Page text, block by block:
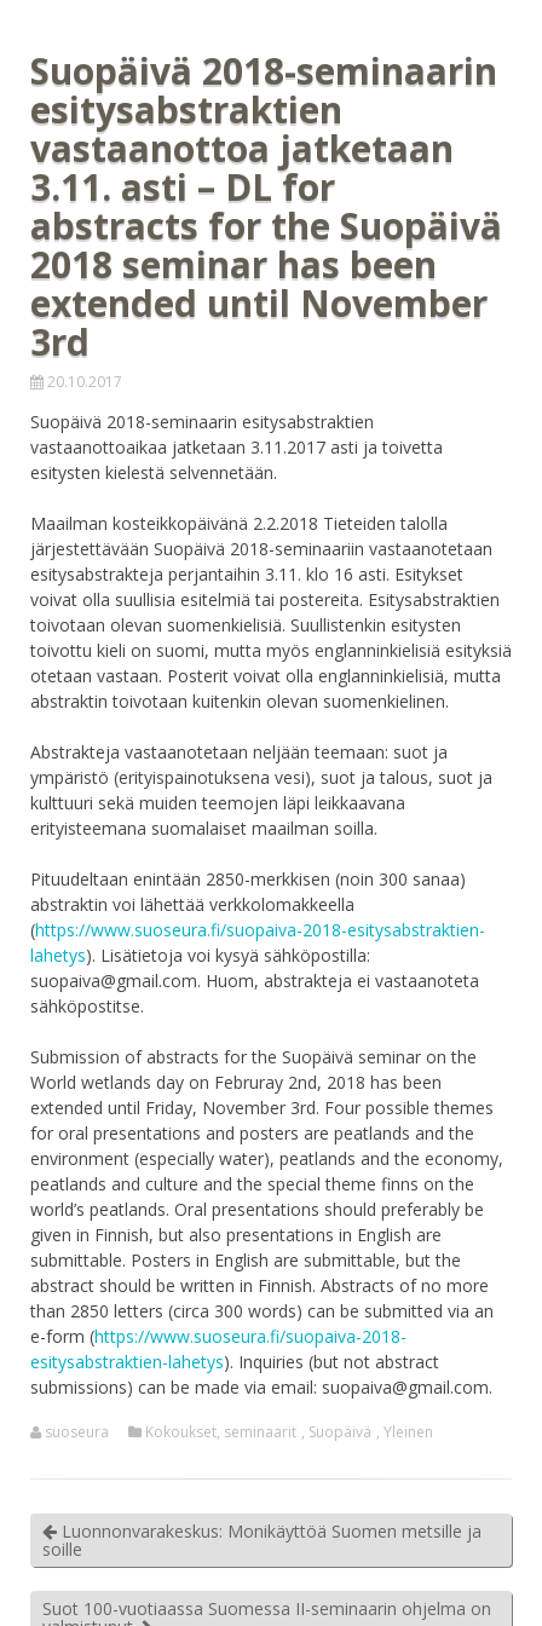
Suopäivä 2018-seminaarin
esitysabstraktien
vastaanottoa jatketaan
3.11. asti – DL for
abstracts for the Suopäivä
2018 seminar has been
extended until November
3rd
20.10.2017
Suopäivä 2018-seminaarin esitysabstraktien
vastaanottoaikaa jatketaan 3.11.2017 asti ja toivetta
esitysten kielestä selvennetään.
Maailman kosteikkopäivänä 2.2.2018 Tieteiden talolla
järjestettävään Suopäivä 2018-seminaariin vastaanotetaan
esitysabstrakteja perjantaihin 3.11. klo 16 asti. Esitykset
voivat olla suullisia esitelmiä tai postereita. Esitysabstraktien
toivotaan olevan suomenkielisiä. Suullistenkin esitysten
toivottu kieli on suomi, mutta myös englanninkielisiä esityksiä
otetaan vastaan. Posterit voivat olla englanninkielisiä, mutta
abstraktin toivotaan kuitenkin olevan suomenkielinen.
Abstrakteja vastaanotetaan neljään teemaan: suot ja
ympäristö (erityispainotuksena vesi), suot ja talous, suot ja
kulttuuri sekä muiden teemojen läpi leikkaavana
erityisteemana suomalaiset maailman soilla.
Pituudeltaan enintään 2850-merkkisen (noin 300 sanaa)
abstraktin voi lähettää verkkolomakkeella
(https://www.suoseura.fi/suopaiva-2018-esitysabstraktien-
lahetys). Lisätietoja voi kysyä sähköpostilla:
suopaiva@gmail.com. Huom, abstrakteja ei vastaanoteta
sähköpostitse.
Submission of abstracts for the Suopäivä seminar on the
World wetlands day on Februray 2nd, 2018 has been
extended until Friday, November 3rd. Four possible themes
for oral presentations and posters are peatlands and the
environment (especially water), peatlands and the economy,
peatlands and culture and the special theme finns on the
world’s peatlands. Oral presentations should preferably be
given in Finnish, but also presentations in English are
submittable. Posters in English are submittable, but the
abstract should be written in Finnish. Abstracts of no more
than 2850 letters (circa 300 words) can be submitted via an
e-form (https://www.suoseura.fi/suopaiva-2018-
esitysabstraktien-lahetys). Inquiries (but not abstract
submissions) can be made via email: suopaiva@gmail.com.
suoseura Kokoukset, seminaarit , Suopäivä , Yleinen
Luonnonvarakeskus: Monikäyttöä Suomen metsille ja
soille
Suot 100-vuotiaassa Suomessa II-seminaarin ohjelma on